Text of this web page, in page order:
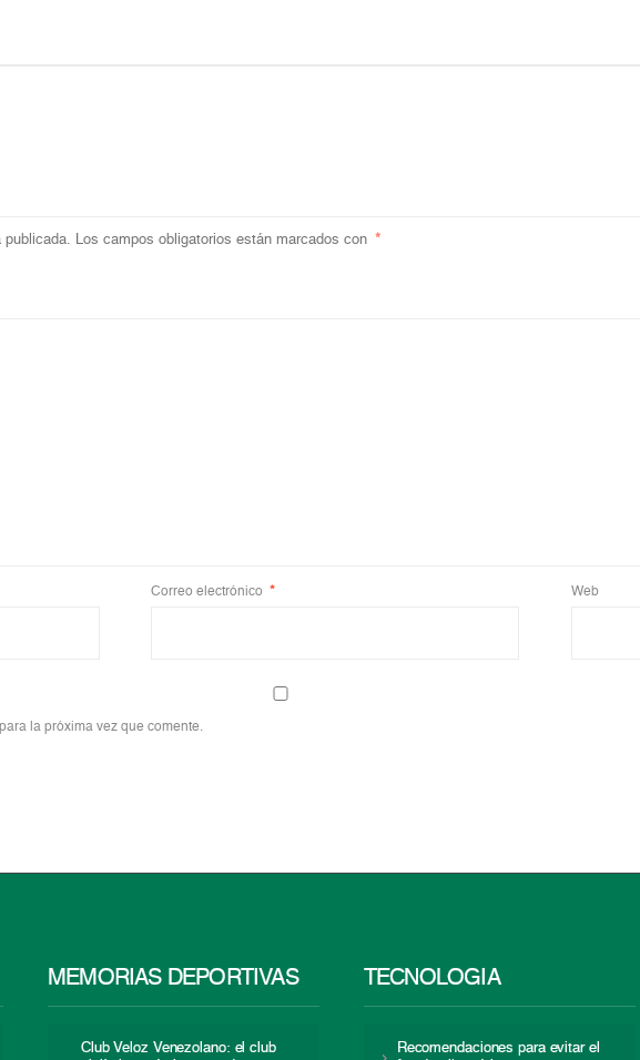
publicada. Los campos obligatorios están marcados con *
Correo electrónico * Web
la próxima vez que comente.
MEMORIAS DEPORTIVAS
Club Veloz Venezolano: el club
TECNOLOGÍA
Recomendaciones para evitar el